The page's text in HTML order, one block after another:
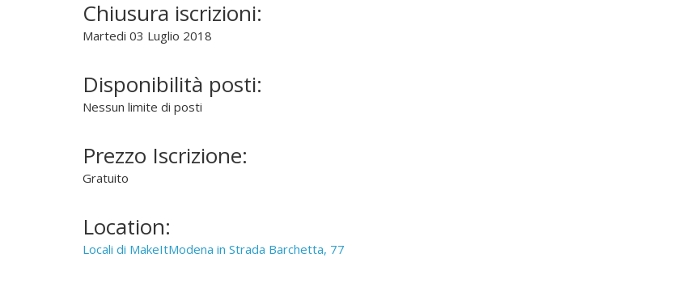
d
e
r
'
o
d
"
S
Chiusura iscrizioni:
Martedi 03 Luglio 2018
Disponibilità posti:
Nessun limite di posti
Prezzo Iscrizione:
Gratuito
Location:
Locali di MakeItModena in Strada Barchetta, 77